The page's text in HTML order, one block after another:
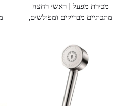
מכירת מפעל | ראשי רחצה
מתכתיים מבריקים ומפולשים,